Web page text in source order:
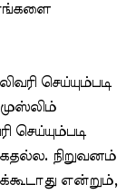
செய்யும்படி
நிறுவனம்
என்றும்,